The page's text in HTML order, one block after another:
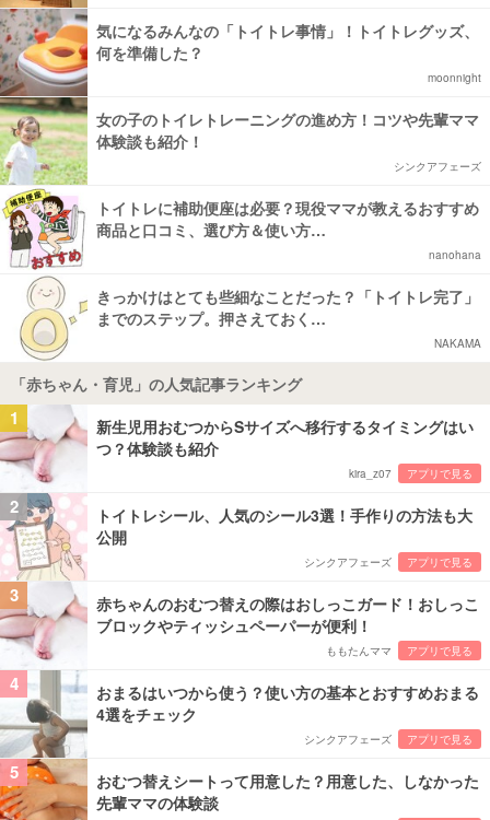
気になるみんなの「トイトレ事情」！トイトレグッズ、
何を準備した？
moonnight
女の子のトイレトレーニングの進め方！コツや先輩ママ
体験談も紹介！
シンクアフェーズ
トイトレに補助便座は必要？現役ママが教えるおすすめ
商品と口コミ、選び方＆使い方…
nanohana
きっかけはとても些細なことだった？「トイトレ完了」
までのステップ。押さえておく…
NAKAMA
「赤ちゃん・育児」の人気記事ランキング
1
新生児用おむつからSサイズへ移行するタイミングはい
つ？体験談も紹介
kira_z07 アプリで見る
2
トイトレシール、人気のシール3選！手作りの方法も大
公開
シンクアフェーズ アプリで見る
3
赤ちゃんのおむつ替えの際はおしっこガード！おしっこ
ブロックやティッシュペーパーが便利！
ももたんママ アプリで見る
4
おまるはいつから使う？使い方の基本とおすすめおまる
4選をチェック
シンクアフェーズ アプリで見る
5
おむつ替えシートって用意した？用意した、しなかった
先輩ママの体験談